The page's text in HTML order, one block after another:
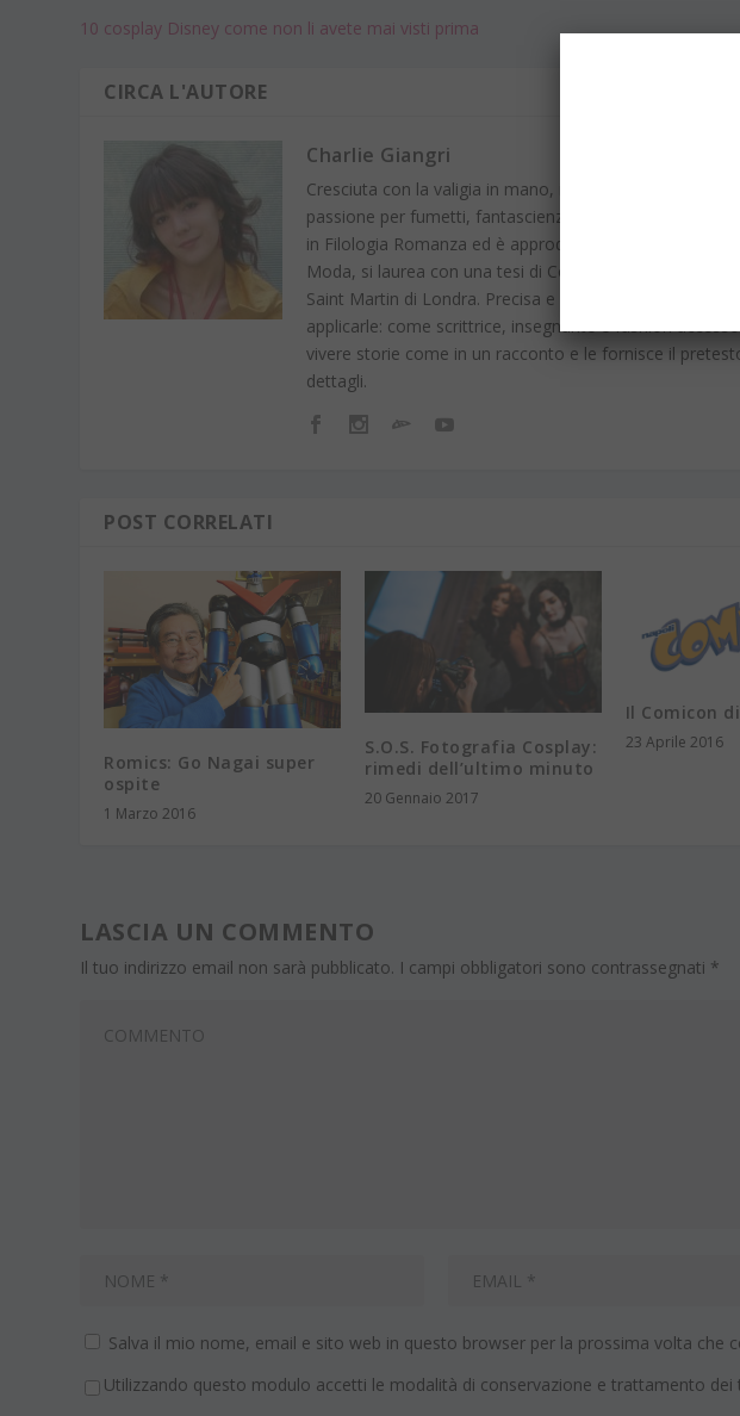
10 cosplay Disney come non li avete mai visti prima
CIRCA L'AUTORE
Charlie Giangri
Cresciuta con la valigia in mano, in giro per il mondo,
passione per fumetti, fantascienza e cultura pop ai
in Filologia Romanza ed è approdata,
Moda, si laurea con una tesi di Costume Design,
Saint Martin di Londra. Precisa e pignola, mescola
applicarle: come scrittrice, insegnante e fashion
vivere storie come in un racconto e le fornisce il
dettagli.
POST CORRELATI
Romics: Go Nagai super
ospite
1 Marzo 2016
S.O.S. Fotografia Cosplay:
rimedi dell’ultimo minuto
20 Gennaio 2017
Il Comicon
23 Aprile 2016
LASCIA UN COMMENTO
Il tuo indirizzo email non sarà pubblicato. I campi obbligatori sono contrassegnati *
Salva il mio nome, email e sito web in questo browser per la prossima volta che
Utilizzando questo modulo accetti le modalità di conservazione e trattamento dei